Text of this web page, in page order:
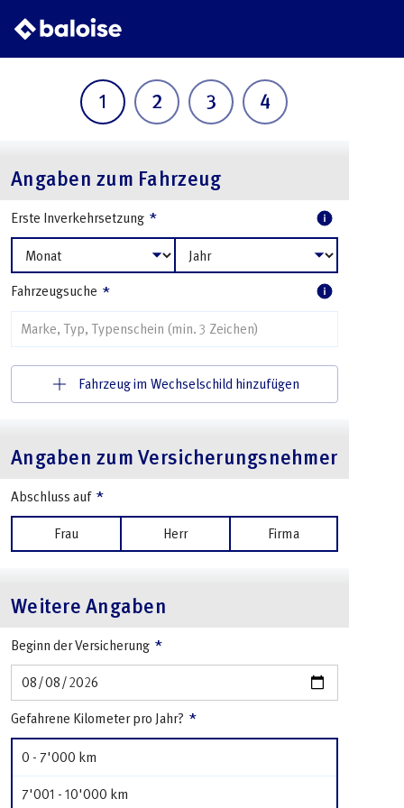
1 2 3 4
Angaben zum Fahrzeug
Erste Inverkehrsetzung *
Fahrzeugsuche *
Fahrzeug im Wechselschild hinzufügen
Angaben zum Versicherungsnehmer
Abschluss auf *
Frau Herr Firma
Weitere Angaben
Beginn der Versicherung *
Gefahrene Kilometer pro Jahr? *
0 - 7'000 km
7'001 - 10'000 km